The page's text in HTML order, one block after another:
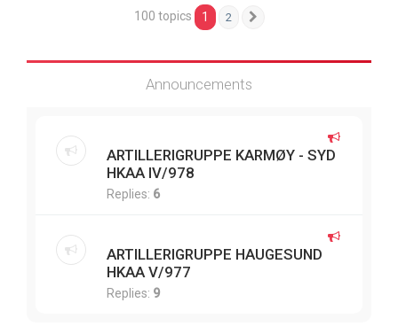
100 topics 1 2
Announcements
ARTILLERIGRUPPE KARMØY - SYD
HKAA IV/978
Replies: 6
ARTILLERIGRUPPE HAUGESUND
HKAA V/977
Replies: 9